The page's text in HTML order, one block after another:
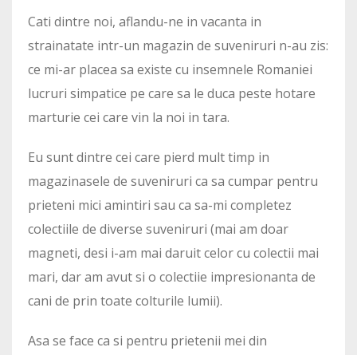
Cati dintre noi, aflandu-ne in vacanta in
strainatate intr-un magazin de suveniruri n-au zis:
ce mi-ar placea sa existe cu insemnele Romaniei
lucruri simpatice pe care sa le duca peste hotare
marturie cei care vin la noi in tara.
Eu sunt dintre cei care pierd mult timp in
magazinasele de suveniruri ca sa cumpar pentru
prieteni mici amintiri sau ca sa-mi completez
colectiile de diverse suveniruri (mai am doar
magneti, desi i-am mai daruit celor cu colectii mai
mari, dar am avut si o colectiie impresionanta de
cani de prin toate colturile lumii).
Asa se face ca si pentru prietenii mei din